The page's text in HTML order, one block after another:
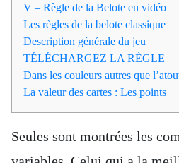
V – Règle de la Belote en vidéo
Les règles de la belote classique
Description générale du jeu
TÉLÉCHARGEZ LA RÈGLE
Dans les couleurs autres que
La valeur des cartes : Les points
Seules sont montrées les